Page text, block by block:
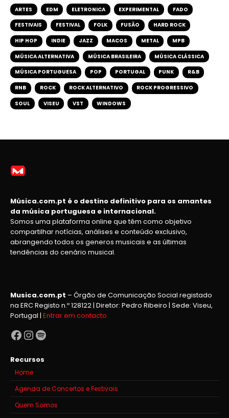
ARTES EDM ELETRONICA EXPERIMENTAL FADO
FESTIVAIS FESTIVAL FOLK FUSÃO HARD ROCK
HIP HOP INDIE JAZZ MACOS METAL MPB
MÚSICA ALTERNATIVA MÚSICA BRASILEIRA MÚSICA CLÁSSICA
MÚSICA PORTUGUESA POP PORTUGAL PUNK R&B
RNB ROCK ROCK ALTERNATIVO ROCK PROGRESSIVO
SOUL VISEU VST WINDOWS
Música.com.pt é o destino definitivo para os amantes
da música portuguesa e internacional.
Somos uma plataforma online que têm como objetivo
compartilhar notícias, análises e conteúdo exclusivo,
abrangendo todos os generos musicais e as últimas
tendências do cenário musical.
Musica.com.pt – Órgão de Comunicação Social registado
na ERC Registo n.º 128122 | Diretor: Pedro Ribeiro | Sede: Viseu,
Portugal | Entrar em contacto
Facebook
Instagram
Spotify
Recursos
Home
Agenda de Concertos e Festivais
Quem Somos